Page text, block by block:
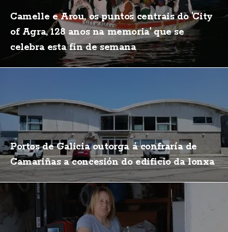
Camelle e Arou, os puntos centrais do 'City
of Agra, 128 anos na memoria' que se
celebra esta fin de semana
Portos de Galicia outorga á confraría de
Camariñas a concesión do edificio da lonxa